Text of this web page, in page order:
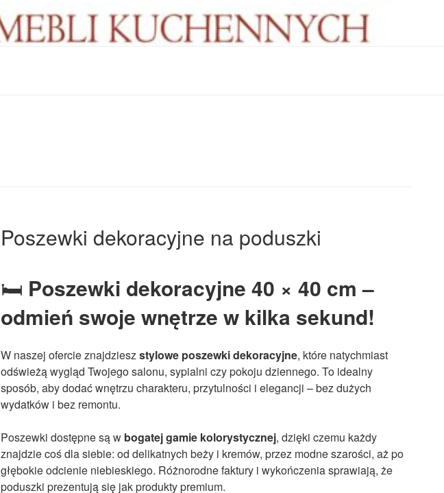
Poszewki dekoracyjne na poduszki
🛏️ Poszewki dekoracyjne 40 × 40 cm –
odmień swoje wnętrze w kilka sekund!
W naszej ofercie znajdzieszstylowe poszewki dekoracyjne, które natychmiast
odświeżą wygląd Twojego salonu, sypialni czy pokoju dziennego. To idealny
sposób, aby dodać wnętrzu charakteru, przytulności i elegancji – bez dużych
wydatków i bez remontu.
Poszewki dostępne są w bogatej gamie kolorystycznej, dzięki czemu każdy
znajdzie coś dla siebie: od delikatnych beży i kremów, przez modne szarości, aż po
głębokie odcienie niebieskiego. Różnorodne faktury i wykończenia sprawiają, że
poduszki prezentują się jak produkty premium.